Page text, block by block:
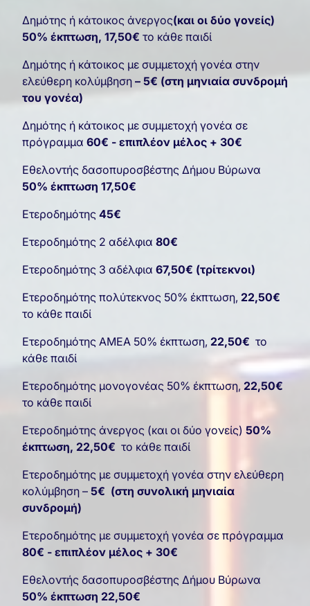
Δημότης ή κάτοικος άνεργος(και οι δύο γονείς)
50% έκπτωση, 17,50€ το κάθε παιδί
Δημότης ή κάτοικος με συμμετοχή γονέα στην
ελεύθερη κολύμβηση – 5€ (στη μηνιαία συνδρομή
του γονέα)
Δημότης ή κάτοικος με συμμετοχή γονέα σε
πρόγραμμα 60€ - επιπλέον μέλος + 30€
Εθελοντής δασοπυροσβέστης Δήμου Βύρωνα
50% έκπτωση 17,50€
Ετεροδημότης 45€
Ετεροδημότης 2 αδέλφια 80€
Ετεροδημότης 3 αδέλφια 67,50€ (τρίτεκνοι)
Ετεροδημότης πολύτεκνος 50% έκπτωση, 22,50€
το κάθε παιδί
Ετεροδημότης ΑΜΕΑ 50% έκπτωση, 22,50€ το
κάθε παιδί
Ετεροδημότης μονογονέας 50% έκπτωση, 22,50€
το κάθε παιδί
Ετεροδημότης άνεργος (και οι δύο γονείς) 50%
έκπτωση, 22,50€ το κάθε παιδί
Ετεροδημότης με συμμετοχή γονέα στην ελεύθερη
κολύμβηση – 5€ (στη συνολική μηνιαία
συνδρομή)
Ετεροδημότης με συμμετοχή γονέα σε πρόγραμμα
80€ - επιπλέον μέλος + 30€
Εθελοντής δασοπυροσβέστης Δήμου Βύρωνα
50% έκπτωση 22,50€